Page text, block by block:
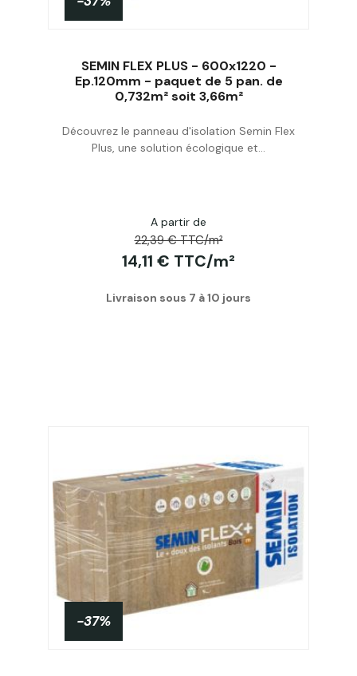
SEMIN FLEX PLUS - 600x1220 -
Ep.120mm - paquet de 5 pan. de
0,732m² soit 3,66m²
Découvrez le panneau d'isolation Semin Flex
Plus, une solution écologique et...
A partir de
22,39 € TTC/m²
14,11 € TTC/m²
Livraison sous 7 à 10 jours
-37%